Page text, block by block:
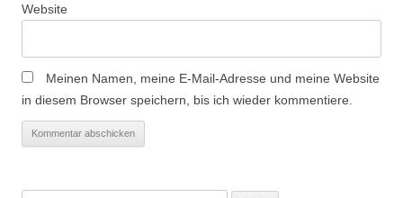
Website
Meinen Namen, meine E-Mail-Adresse und meine Website
in diesem Browser speichern, bis ich wieder kommentiere.